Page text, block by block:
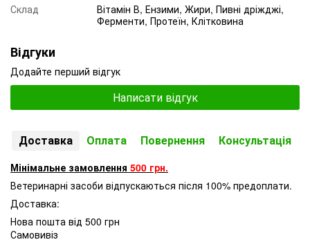
Склад
Вітамін В, Ензими, Жири, Пивні дріжджі,
Ферменти, Протеїн, Клітковина
Відгуки
Додайте перший відгук
Написати відгук
Доставка Оплата Повернення Консультація
Мінімальне замовлення 500 грн.
Ветеринарні засоби відпускаються після 100% предоплати.
Доставка:
Нова пошта від 500 грн
Самовивіз